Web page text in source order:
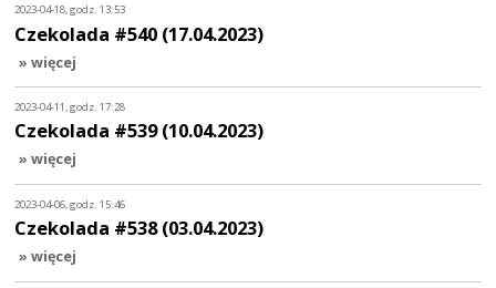
2023-04-18, godz. 13:53
Czekolada #540 (17.04.2023)
» więcej
2023-04-11, godz. 17:28
Czekolada #539 (10.04.2023)
» więcej
2023-04-06, godz. 15:46
Czekolada #538 (03.04.2023)
» więcej